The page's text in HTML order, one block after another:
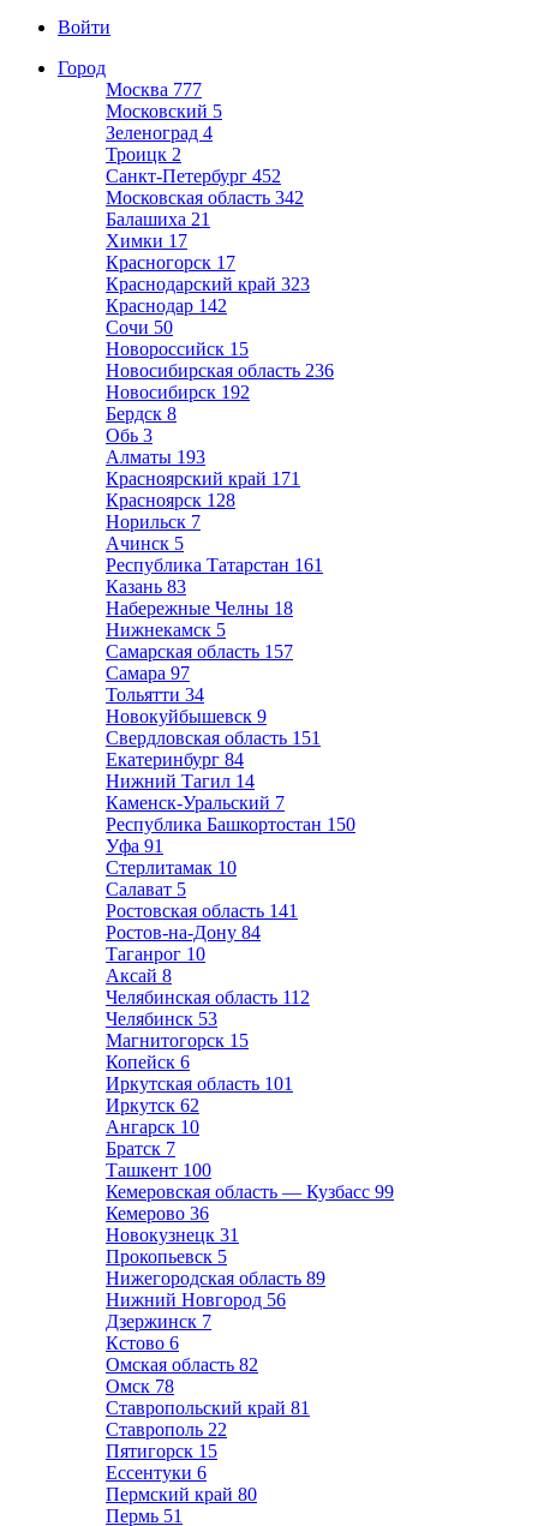
Войти
Город
Москва 777
Московский 5
Зеленоград 4
Троицк 2
Санкт-Петербург 452
Московская область 342
Балашиха 21
Химки 17
Красногорск 17
Краснодарский край 323
Краснодар 142
Сочи 50
Новороссийск 15
Новосибирская область 236
Новосибирск 192
Бердск 8
Обь 3
Алматы 193
Красноярский край 171
Красноярск 128
Норильск 7
Ачинск 5
Республика Татарстан 161
Казань 83
Набережные Челны 18
Нижнекамск 5
Самарская область 157
Самара 97
Тольятти 34
Новокуйбышевск 9
Свердловская область 151
Екатеринбург 84
Нижний Тагил 14
Каменск-Уральский 7
Республика Башкортостан 150
Уфа 91
Стерлитамак 10
Салават 5
Ростовская область 141
Ростов-на-Дону 84
Таганрог 10
Аксай 8
Челябинская область 112
Челябинск 53
Магнитогорск 15
Копейск 6
Иркутская область 101
Иркутск 62
Ангарск 10
Братск 7
Ташкент 100
Кемеровская область — Кузбасс 99
Кемерово 36
Новокузнецк 31
Прокопьевск 5
Нижегородская область 89
Нижний Новгород 56
Дзержинск 7
Кстово 6
Омская область 82
Омск 78
Ставропольский край 81
Ставрополь 22
Пятигорск 15
Ессентуки 6
Пермский край 80
Пермь 51